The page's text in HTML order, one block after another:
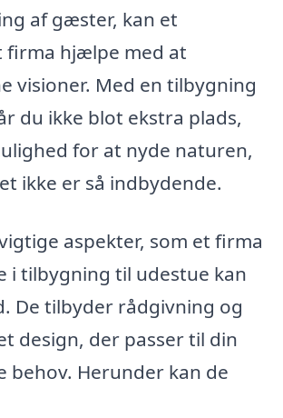
af gæster, kan et
firma hjælpe med at
visioner. Med en tilbygning
du ikke blot ekstra plads,
for at nyde naturen,
ikke er så indbydende.
aspekter, som et firma
i tilbygning til udestue kan
De tilbyder rådgivning og
design, der passer til din
behov. Herunder kan de